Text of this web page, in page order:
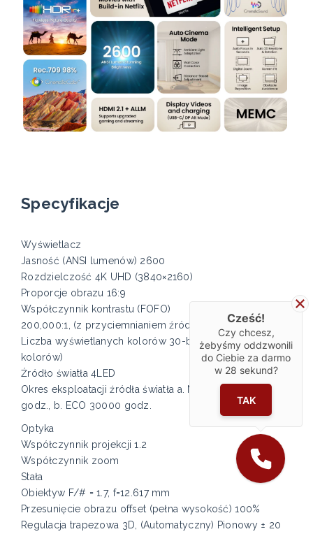
Specyfikacje
Wyświetlacz
Jasność (ANSI lumenów) 2600
Rozdzielczość 4K UHD (3840×2160)
Proporcje obrazu 16:9
Współczynnik kontrastu (FOFO)
200,000:1, (z przyciemnianiem źródła światła)
Liczba wyświetlanych kolorów 30-bitowy (1,07 mld
kolorów)
Źródło światła 4LED
Okres eksploatacji źródła światła a. Normalnie 20000
godz., b. ECO 30000 godz.
Optyka
Współczynnik projekcji 1.2
Współczynnik zoom
Stała
Obiektyw F/# = 1.7, f=12.617 mm
Przesunięcie obrazu offset (pełna wysokość) 100%
Regulacja trapezowa 3D, (Automatyczny) Pionowy ± 20
Cześć!
Czy chcesz,
żebyśmy oddzwonili
do Ciebie za darmo
w 28 sekund?
TAK